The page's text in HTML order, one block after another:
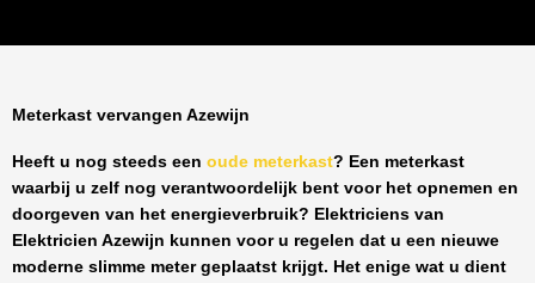
Meterkast vervangen Azewijn
Heeft u nog steeds een oude meterkast? Een meterkast
waarbij u zelf nog verantwoordelijk bent voor het opnemen en
doorgeven van het energieverbruik? Elektriciens van
Elektricien Azewijn kunnen voor u regelen dat u een nieuwe
moderne slimme meter geplaatst krijgt. Het enige wat u dient